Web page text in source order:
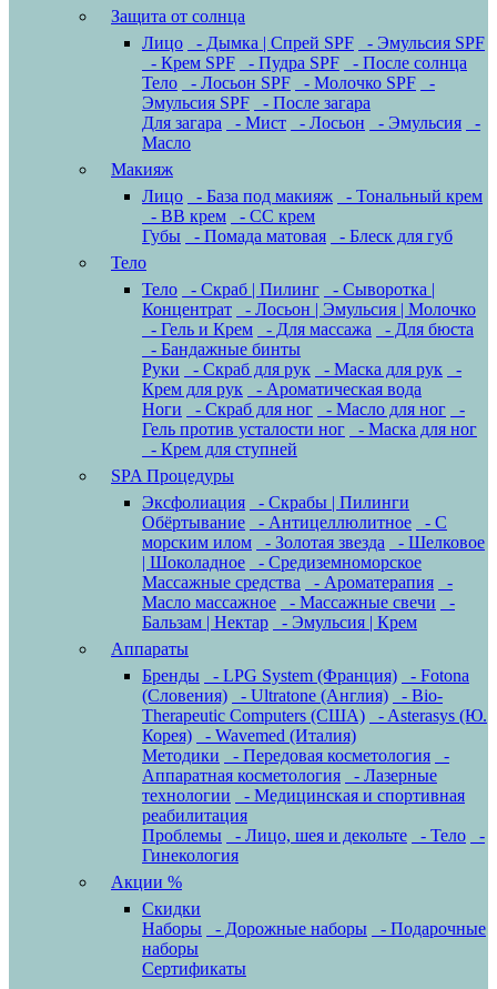
Защита от солнца
Лицо
- Дымка | Спрей SPF
- Эмульсия SPF
- Крем SPF
- Пудра SPF
- После солнца
Тело
- Лосьон SPF - Молочко SPF
-
Эмульсия SPF
- После загара
Для загара
- Мист - Лосьон - Эмульсия
-
Масло
Макияж
Лицо
- База под макияж
- Тональный крем
- BB крем
- CC крем
Губы
- Помада матовая
- Блеск для губ
Тело
Тело
- Скраб | Пилинг
- Сыворотка |
Концентрат
- Лосьон | Эмульсия | Молочко
- Гель и Крем
- Для массажа
- Для бюста
- Бандажные бинты
Руки
- Скраб для рук - Маска для рук
-
Крем для рук
- Ароматическая вода
Ноги
- Скраб для ног - Масло для ног
-
Гель против усталости ног
- Маска для ног
- Крем для ступней
SPA Процедуры
Эксфолиация
- Скрабы | Пилинги
Обёртывание
- Антицеллюлитное
- С
морским илом
- Золотая звезда
- Шелковое
| Шоколадное
- Средиземноморское
Массажные средства
- Ароматерапия
-
Масло массажное
- Массажные свечи
-
Бальзам | Нектар
- Эмульсия | Крем
Аппараты
Бренды
- LPG System (Франция)
- Fotona
(Словения)
- Ultratone (Англия)
- Bio-
Therapeutic Computers (США)
- Asterasys (Ю.
Корея)
- Wavemed (Италия)
Методики
- Передовая косметология
-
Аппаратная косметология
- Лазерные
технологии
- Медицинская и спортивная
реабилитация
Проблемы
- Лицо, шея и декольте - Тело
-
Гинекология
Акции %
Скидки
Наборы
- Дорожные наборы
- Подарочные
наборы
Сертификаты